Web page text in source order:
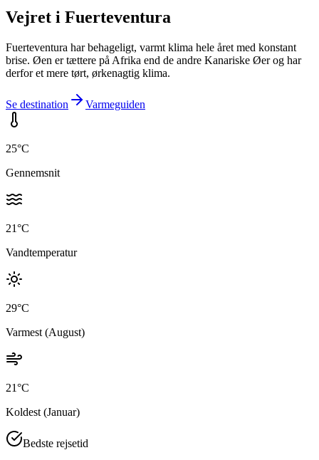
Vejret i Fuerteventura
Fuerteventura har behageligt, varmt klima hele året med konstant
brise. Øen er tættere på Afrika end de andre Kanariske Øer og har
derfor et mere tørt, ørkenagtig klima.
Se destination Varmeguiden
25°C
Gennemsnit
21°C
Vandtemperatur
29°C
Varmest (August)
21°C
Koldest (Januar)
Bedste rejsetid